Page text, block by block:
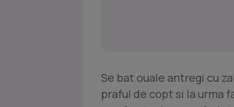
Se bat ouale antregi cu
praful de copt si la urma